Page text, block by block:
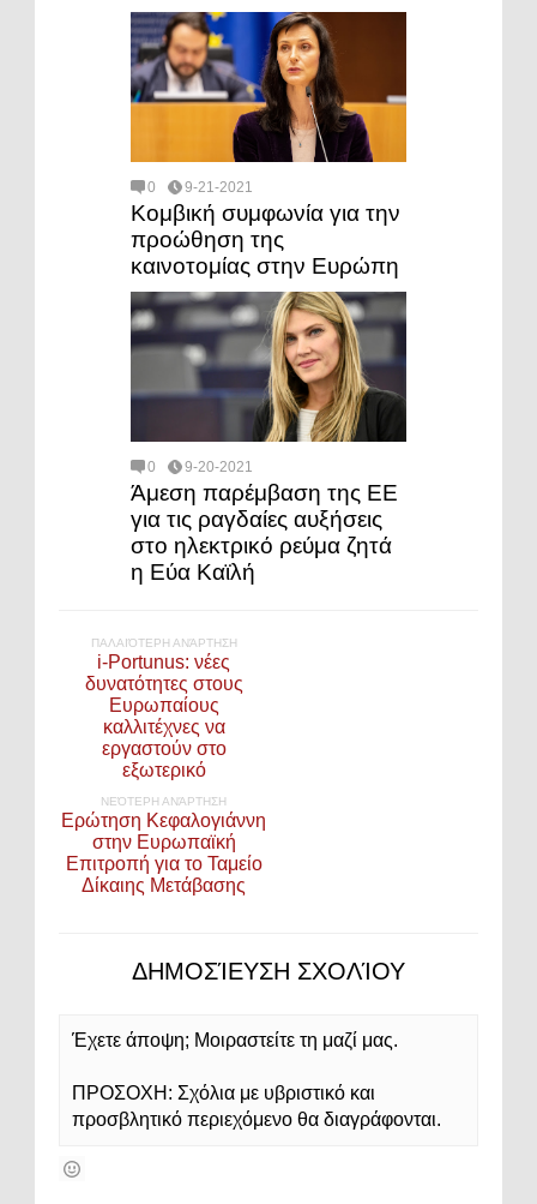
0 9-21-2021
Κομβική συμφωνία για την
προώθηση της
καινοτομίας στην Ευρώπη
0 9-20-2021
Άμεση παρέμβαση της ΕΕ
για τις ραγδαίες αυξήσεις
στο ηλεκτρικό ρεύμα ζητά
η Εύα Καϊλή
ΠΑΛΑΙΌΤΕΡΗ ΑΝΆΡΤΗΣΗ
i-Portunus: νέες
δυνατότητες στους
Ευρωπαίους
καλλιτέχνες να
εργαστούν στο
εξωτερικό
ΝΕΌΤΕΡΗ ΑΝΆΡΤΗΣΗ
Ερώτηση Κεφαλογιάννη
στην Eυρωπαϊκή
Επιτροπή για το Ταμείο
Δίκαιης Μετάβασης
ΔΗΜΟΣΊΕΥΣΗ ΣΧΟΛΊΟΥ
Έχετε άποψη; Μοιραστείτε τη μαζί μας.
ΠΡΟΣΟΧΗ: Σχόλια με υβριστικό και
προσβλητικό περιεχόμενο θα διαγράφονται.